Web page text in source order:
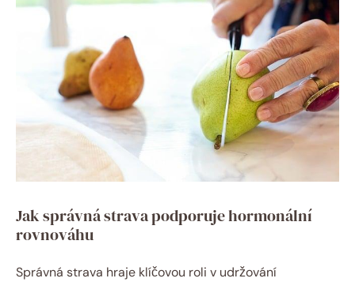
Jak správná strava podporuje hormonální
rovnováhu
Správná strava hraje klíčovou roli v udržování